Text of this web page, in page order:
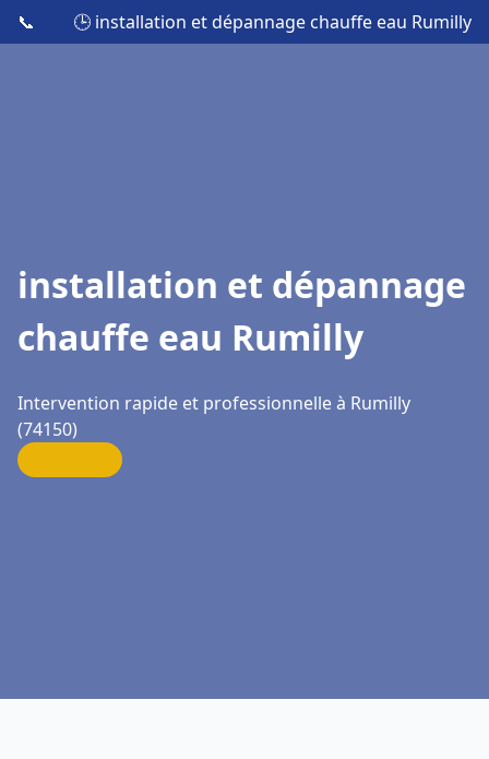
📞 🕒 installation et dépannage chauffe eau Rumilly
installation et dépannage
chauffe eau Rumilly
Intervention rapide et professionnelle à Rumilly
(74150)